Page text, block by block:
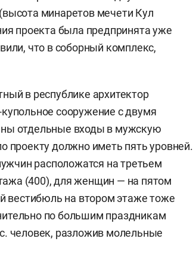
минаретов мечети Кул
проекта была предпринята уже
что в соборный комплекс,
в республике архитектор
сооружение с двумя
отдельные входы в мужскую
проекту должно иметь пять уровней.
расположатся на третьем
(400), для женщин — на пятом
вестибюль на втором этаже тоже
по большим праздникам
человек, разложив молельные